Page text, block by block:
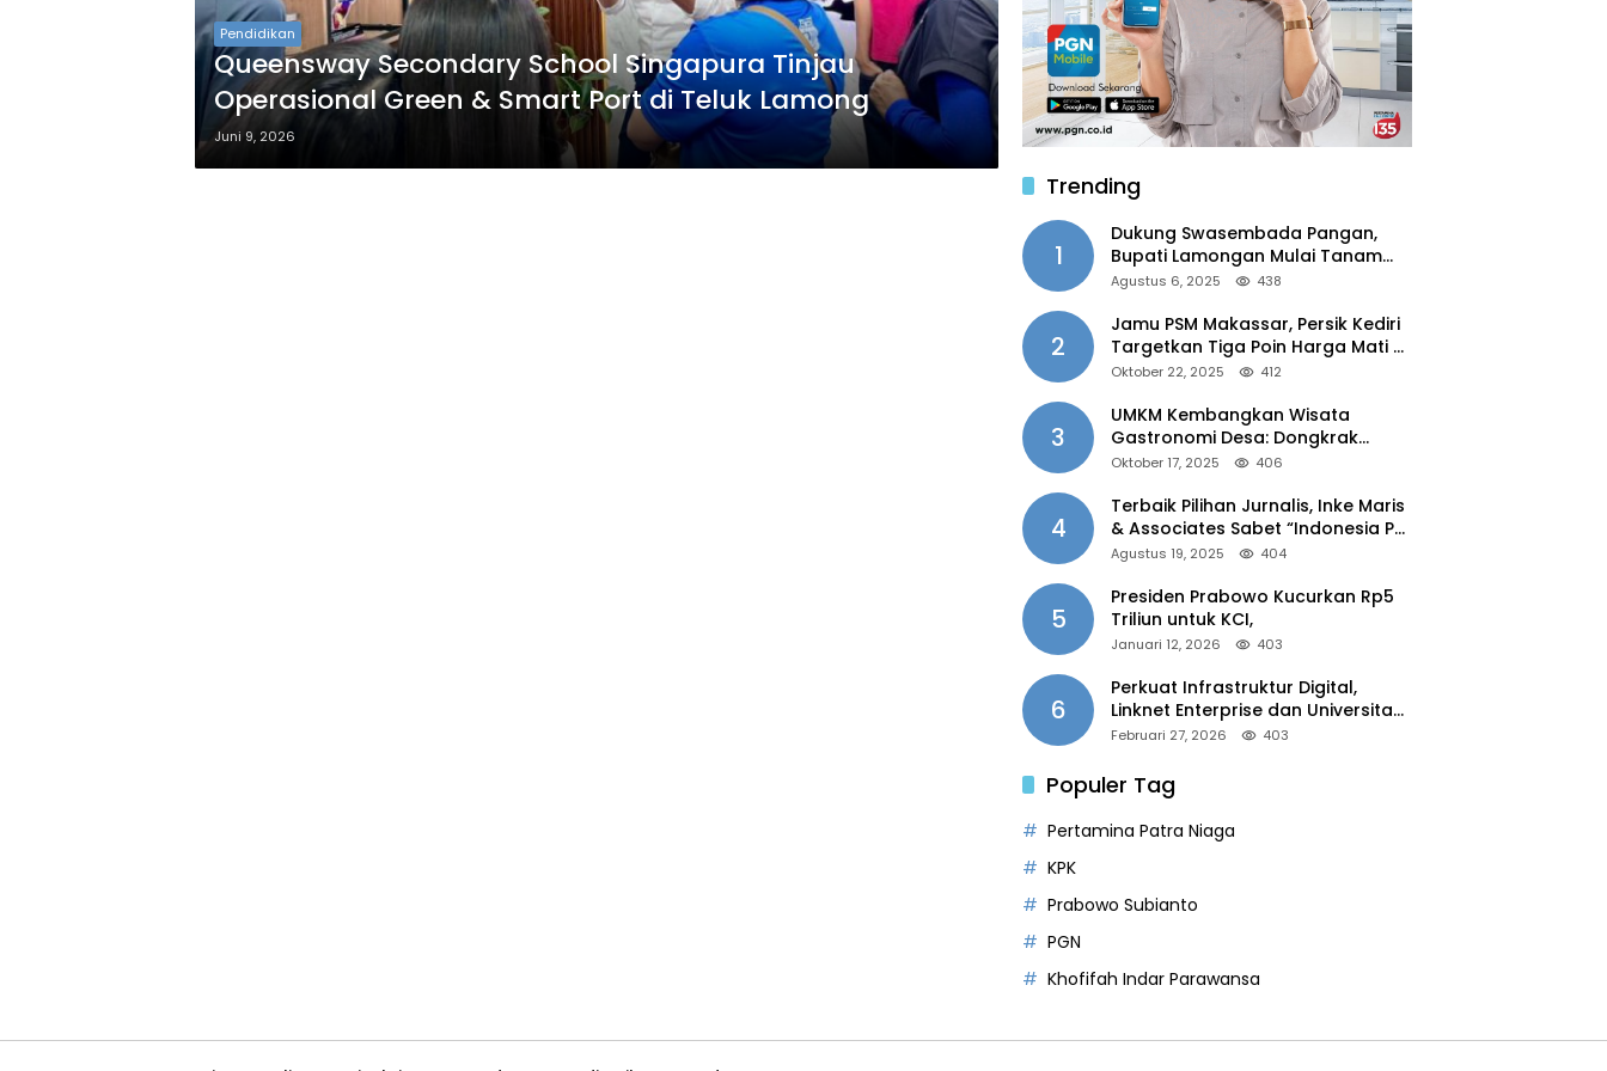
Pendidikan
Queensway Secondary School Singapura Tinjau
Operasional Green & Smart Port di Teluk Lamong
Juni 9, 2026
Trending
1
Dukung Swasembada Pangan,
Bupati Lamongan Mulai Tanam
Padi Musim Ketiga
Agustus 6, 2025 438
2
Jamu PSM Makassar, Persik Kediri
Targetkan Tiga Poin Harga Mati di
Kandang
Oktober 22, 2025 412
3
UMKM Kembangkan Wisata
Gastronomi Desa: Dongkrak
Ekonomi Daerah, Perluas Pasar
Oktober 17, 2025 406
4
Terbaik Pilihan Jurnalis, Inke Maris
& Associates Sabet “Indonesia PR
of the Year 2025”
Agustus 19, 2025 404
5
Presiden Prabowo Kucurkan Rp5
Triliun untuk KCI,
Januari 12, 2026 403
6
Perkuat Infrastruktur Digital,
Linknet Enterprise dan Universitas
Jember Jalin Kolaborasi Smart
Februari 27, 2026 403
Populer Tag
Pertamina Patra Niaga
KPK
Prabowo Subianto
PGN
Khofifah Indar Parawansa